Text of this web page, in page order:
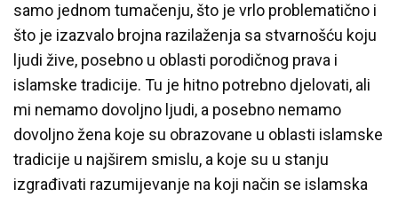
samo jednom tumačenju, što je vrlo problematično i
što je izazvalo brojna razilaženja sa stvarnošću koju
ljudi žive, posebno u oblasti porodičnog prava i
islamske tradicije. Tu je hitno potrebno djelovati, ali
mi nemamo dovoljno ljudi, a posebno nemamo
dovoljno žena koje su obrazovane u oblasti islamske
tradicije u najširem smislu, a koje su u stanju
izgrađivati razumijevanje na koji način se islamska